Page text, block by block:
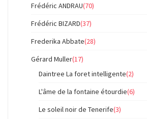
Frédéric ANDRAU(70)
Frédéric BIZARD(37)
Frederika Abbate(28)
Gérard Muller(17)
Daintree La foret intelligente(2)
L'âme de la fontaine étourdie(6)
Le soleil noir de Tenerife(3)